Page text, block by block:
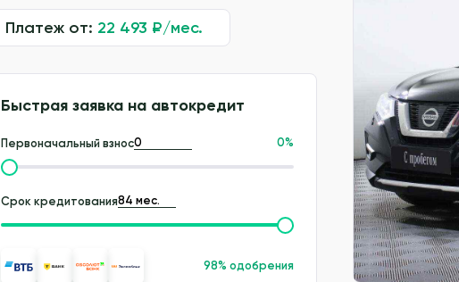
Платеж от: 22 493 ₽/мес.
Быстрая заявка на автокредит
Первоначальный взнос 0%
Срок кредитования
98% одобрения